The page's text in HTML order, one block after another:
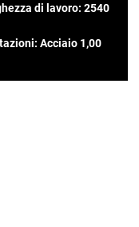
di lavoro: 2540
Acciaio 1,00